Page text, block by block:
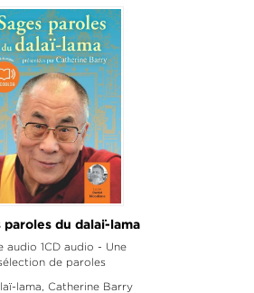
paroles du dalaï-lama
audio 1CD audio - Une
de paroles
lama Catherine Barry